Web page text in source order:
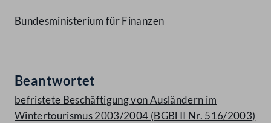
Bundesministerium für Finanzen
Beantwortet
befristete Beschäftigung von Ausländern im
Wintertourismus 2003/2004 (BGBl II Nr. 516/2003)